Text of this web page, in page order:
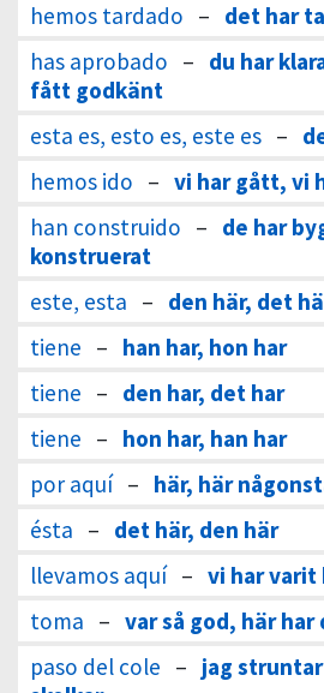
hemos tardado – det har
has aprobado – du har
fått godkänt
esta es, esto es, este es –
hemos ido – vi har gått, vi
han construido – de har
konstruerat
este, esta – den här, det
tiene – han har, hon har
tiene – den har, det har
tiene – hon har, han har
por aquí – här, här
ésta – det här, den här
llevamos aquí – vi har varit
toma – var så god, här har
paso del cole – jag